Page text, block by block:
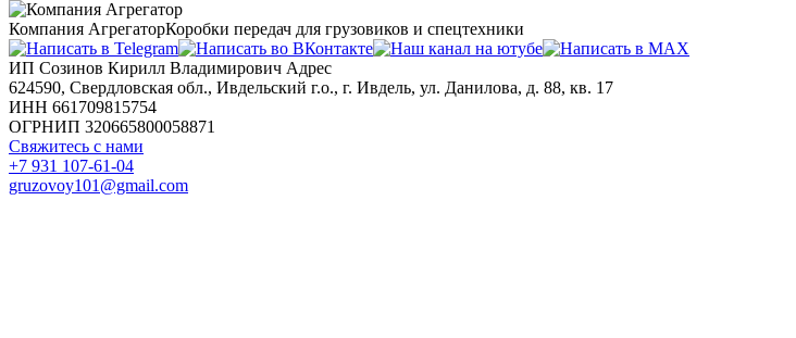
Компания АгрегаторКоробки передач для грузовиков и спецтехники
ИП Созинов Кирилл Владимирович Адрес
624590, Свердловская обл., Ивдельский г.о., г. Ивдель, ул. Данилова, д. 88, кв. 17
ИНН 661709815754
ОГРНИП 320665800058871
Свяжитесь с нами
+7 931 107-61-04
gruzovoy101@gmail.com